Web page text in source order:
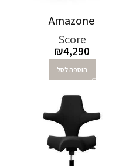
Amazone
Score
₪4,290
הוספה לסל